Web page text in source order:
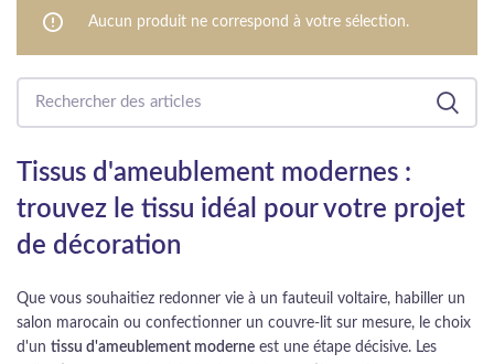
Aucun produit ne correspond à votre sélection.
Tissus d'ameublement modernes :
trouvez le tissu idéal pour votre projet
de décoration
Que vous souhaitiez redonner vie à un fauteuil voltaire, habiller un
salon marocain ou confectionner un couvre-lit sur mesure, le choix
d'un tissu d'ameublement moderne est une étape décisive. Les